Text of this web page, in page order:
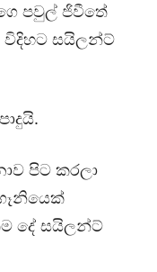
පවුල් ජිවීතේ
සයිලන්ට්
පිට කරලා
දේ සයිලන්ට්